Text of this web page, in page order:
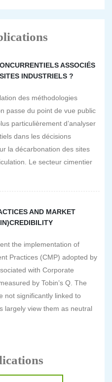
ASSOCIÉS
INDUSTRIELS ?
des méthodologies
passe du point de vue public
particulièrement d’analyser
dans les décisions
la décarbonation des sites
Le secteur cimentier
AND MARKET
the implementation of
Practices (CMP) adopted by
with Corporate
by Tobin’s Q. The
not significantly linked to
largely view them as neutral